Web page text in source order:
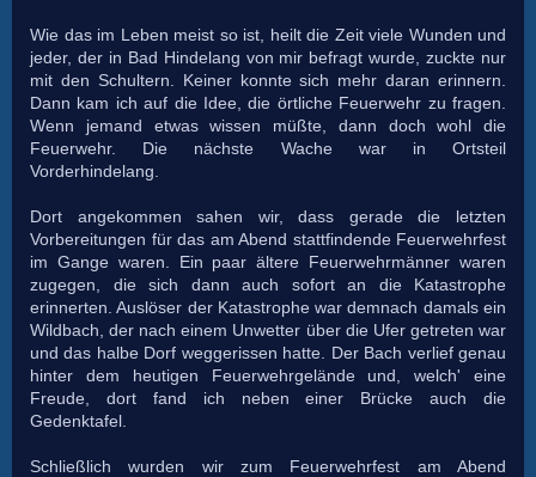
Wie das im Leben meist so ist, heilt die Zeit viele Wunden und
jeder, der in Bad Hindelang von mir befragt wurde, zuckte nur
mit den Schultern. Keiner konnte sich mehr daran erinnern.
Dann kam ich auf die Idee, die örtliche Feuerwehr zu fragen.
Wenn jemand etwas wissen müßte, dann doch wohl die
Feuerwehr. Die nächste Wache war in Ortsteil
Vorderhindelang.
Dort angekommen sahen wir, dass gerade die letzten
Vorbereitungen für das am Abend stattfindende Feuerwehrfest
im Gange waren. Ein paar ältere Feuerwehrmänner waren
zugegen, die sich dann auch sofort an die Katastrophe
erinnerten. Auslöser der Katastrophe war demnach damals ein
Wildbach, der nach einem Unwetter über die Ufer getreten war
und das halbe Dorf weggerissen hatte. Der Bach verlief genau
hinter dem heutigen Feuerwehrgelände und, welch' eine
Freude, dort fand ich neben einer Brücke auch die
Gedenktafel.
Schließlich wurden wir zum Feuerwehrfest am Abend